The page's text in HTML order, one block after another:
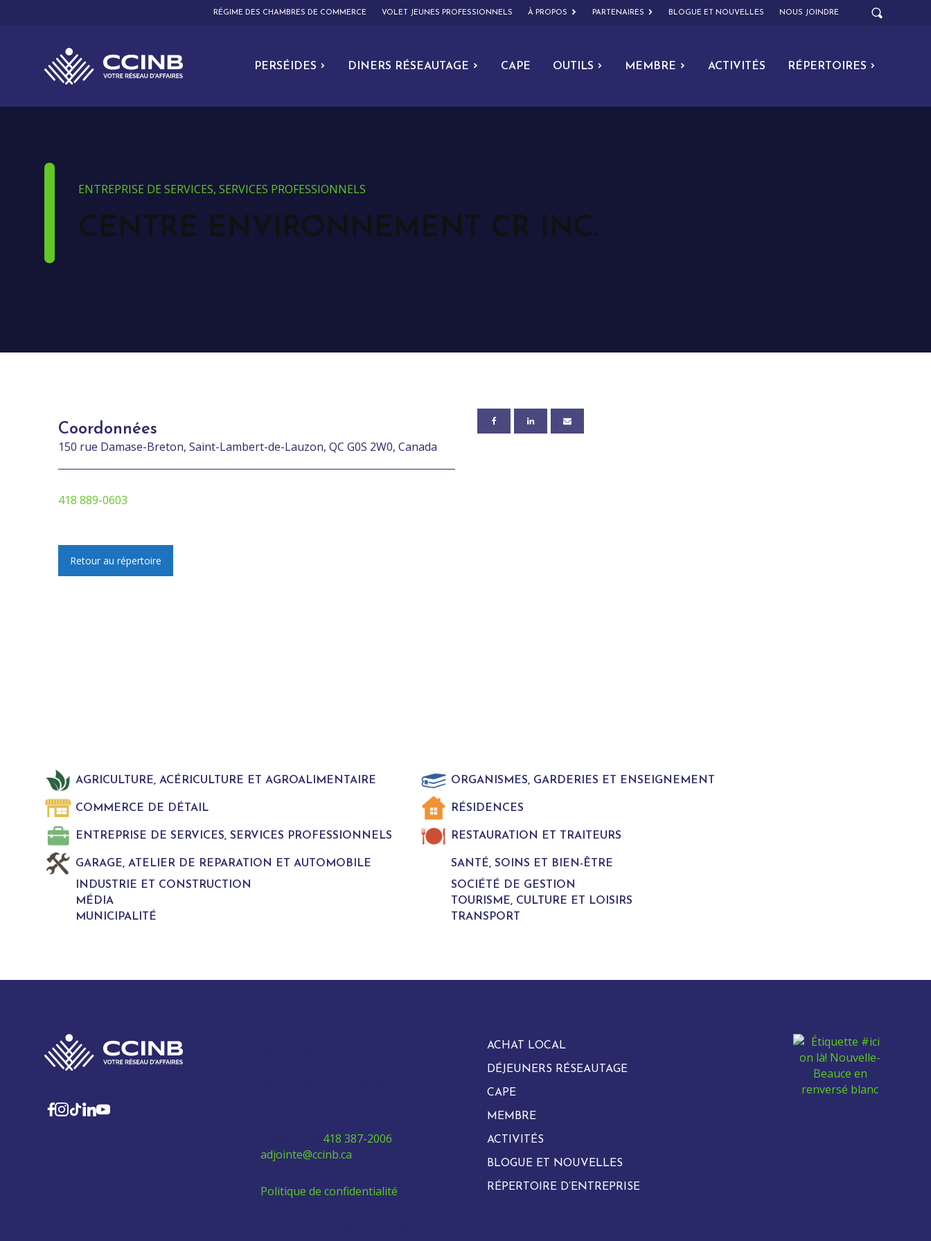
RÉGIME DES CHAMBRES DE COMMERCE VOLET JEUNES PROFESSIONNELS À PROPOS PARTENAIRES BLOGUE ET NOUVELLES NOUS JOINDRE
PERSÉIDES DINERS RÉSEAUTAGE CAPE OUTILS MEMBRE ACTIVITÉS RÉPERTOIRES
ENTREPRISE DE SERVICES, SERVICES PROFESSIONNELS
CENTRE ENVIRONNEMENT CR INC.
Coordonnées
150 rue Damase-Breton, Saint-Lambert-de-Lauzon, QC G0S 2W0, Canada
418 889-0603
Retour au répertoire
AGRICULTURE, ACÉRICULTURE ET AGROALIMENTAIRE ORGANISMES, GARDERIES ET ENSEIGNEMENT
COMMERCE DE DÉTAIL RÉSIDENCES
ENTREPRISE DE SERVICES, SERVICES PROFESSIONNELS RESTAURATION ET TRAITEURS
GARAGE, ATELIER DE REPARATION ET AUTOMOBILE
SANTÉ, SOINS ET BIEN-ÊTRE
INDUSTRIE ET CONSTRUCTION
SOCIÉTÉ DE GESTION
MÉDIA
TOURISME, CULTURE ET LOISIRS
MUNICIPALITÉ
TRANSPORT
418 387-2006
adjointe@ccinb.ca
Politique de confidentialité
ACHAT LOCAL
DÉJEUNERS RÉSEAUTAGE
CAPE
MEMBRE
ACTIVITÉS
BLOGUE ET NOUVELLES
RÉPERTOIRE D’ENTREPRISE